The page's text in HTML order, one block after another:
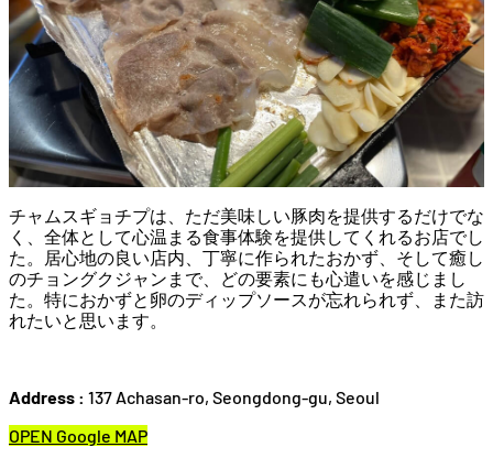
チャムスギョチプは、ただ美味しい豚肉を提供するだけでな
く、全体として心温まる食事体験を提供してくれるお店でし
た。居心地の良い店内、丁寧に作られたおかず、そして癒し
のチョングクジャンまで、どの要素にも心遣いを感じまし
た。特におかずと卵のディップソースが忘れられず、また訪
れたいと思います。
Address : 137 Achasan-ro, Seongdong-gu, Seoul
OPEN Google MAP